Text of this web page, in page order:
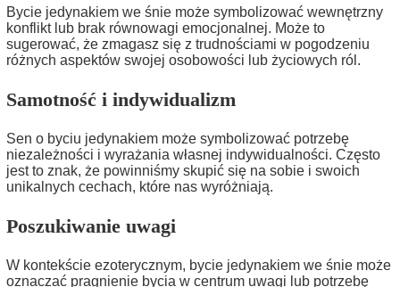
Bycie jedynakiem we śnie może symbolizować wewnętrzny
konflikt lub brak równowagi emocjonalnej. Może to
sugerować, że zmagasz się z trudnościami w pogodzeniu
różnych aspektów swojej osobowości lub życiowych ról.
Samotność i indywidualizm
Sen o byciu jedynakiem może symbolizować potrzebę
niezależności i wyrażania własnej indywidualności. Często
jest to znak, że powinniśmy skupić się na sobie i swoich
unikalnych cechach, które nas wyróżniają.
Poszukiwanie uwagi
W kontekście ezoterycznym, bycie jedynakiem we śnie może
oznaczać pragnienie bycia w centrum uwagi lub potrzebę